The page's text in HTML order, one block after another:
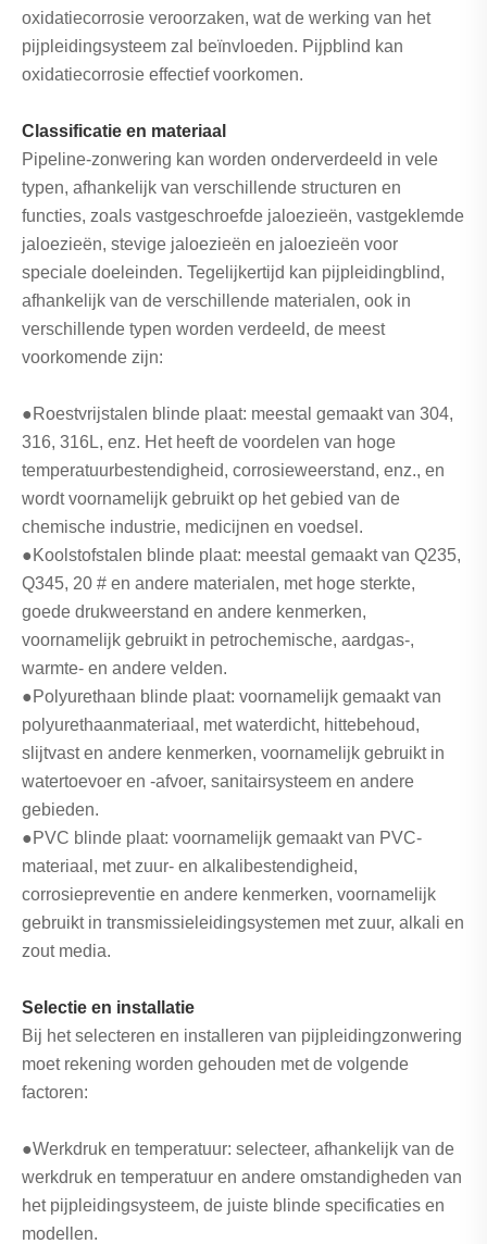
oxidatiecorrosie veroorzaken, wat de werking van het
pijpleidingsysteem zal beïnvloeden. Pijpblind kan
oxidatiecorrosie effectief voorkomen.
Classificatie en materiaal
Pipeline-zonwering kan worden onderverdeeld in vele
typen, afhankelijk van verschillende structuren en
functies, zoals vastgeschroefde jaloezieën, vastgeklemde
jaloezieën, stevige jaloezieën en jaloezieën voor
speciale doeleinden. Tegelijkertijd kan pijpleidingblind,
afhankelijk van de verschillende materialen, ook in
verschillende typen worden verdeeld, de meest
voorkomende zijn:
●Roestvrijstalen blinde plaat: meestal gemaakt van 304,
316, 316L, enz. Het heeft de voordelen van hoge
temperatuurbestendigheid, corrosieweerstand, enz., en
wordt voornamelijk gebruikt op het gebied van de
chemische industrie, medicijnen en voedsel.
●Koolstofstalen blinde plaat: meestal gemaakt van Q235,
Q345, 20 # en andere materialen, met hoge sterkte,
goede drukweerstand en andere kenmerken,
voornamelijk gebruikt in petrochemische, aardgas-,
warmte- en andere velden.
●Polyurethaan blinde plaat: voornamelijk gemaakt van
polyurethaanmateriaal, met waterdicht, hittebehoud,
slijtvast en andere kenmerken, voornamelijk gebruikt in
watertoevoer en -afvoer, sanitairsysteem en andere
gebieden.
●PVC blinde plaat: voornamelijk gemaakt van PVC-
materiaal, met zuur- en alkalibestendigheid,
corrosiepreventie en andere kenmerken, voornamelijk
gebruikt in transmissieleidingsystemen met zuur, alkali en
zout media.
Selectie en installatie
Bij het selecteren en installeren van pijpleidingzonwering
moet rekening worden gehouden met de volgende
factoren:
●Werkdruk en temperatuur: selecteer, afhankelijk van de
werkdruk en temperatuur en andere omstandigheden van
het pijpleidingsysteem, de juiste blinde specificaties en
modellen.